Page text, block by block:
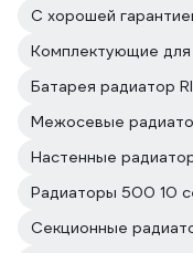
С хорошей
Комплектующие
Батарея радиатор
Межосевые
Настенные
Радиаторы 500 10
Секционные